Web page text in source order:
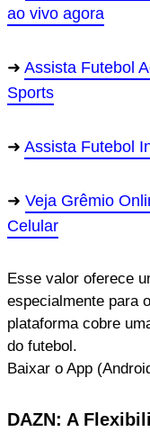
ao vivo agora
Assista Futebol
Sports
Assista Futebol
Veja Grêmio
Celular
Esse valor oferece
especialmente para
plataforma cobre
do futebol.
Baixar o App
DAZN: A